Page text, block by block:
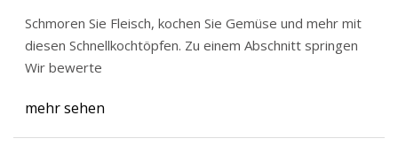
Schmoren Sie Fleisch, kochen Sie Gemüse und mehr mit
diesen Schnellkochtöpfen. Zu einem Abschnitt springen
Wir bewerte
mehr sehen